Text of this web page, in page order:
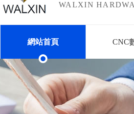
WALXIN
網站首頁 CNC